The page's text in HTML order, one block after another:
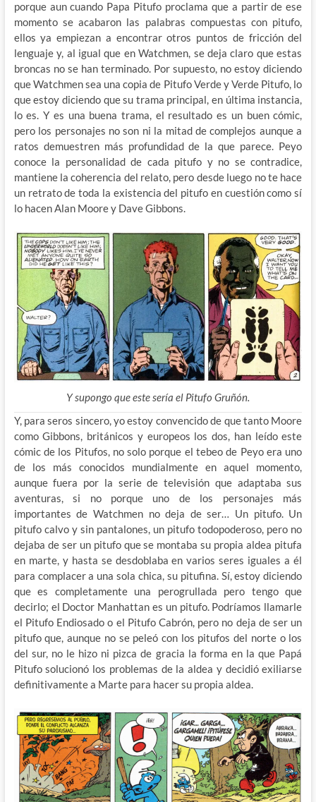
porque aun cuando Papa Pitufo proclama que a partir de ese
momento se acabaron las palabras compuestas con pitufo,
ellos ya empiezan a encontrar otros puntos de fricción del
lenguaje y, al igual que en Watchmen, se deja claro que estas
broncas no se han terminado. Por supuesto, no estoy diciendo
que Watchmen sea una copia de Pitufo Verde y Verde Pitufo, lo
que estoy diciendo que su trama principal, en última instancia,
lo es. Y es una buena trama, el resultado es un buen cómic,
pero los personajes no son ni la mitad de complejos aunque a
ratos demuestren más profundidad de la que parece. Peyo
conoce la personalidad de cada pitufo y no se contradice,
mantiene la coherencia del relato, pero desde luego no te hace
un retrato de toda la existencia del pitufo en cuestión como sí
lo hacen Alan Moore y Dave Gibbons.
Y supongo que este sería el Pitufo Gruñón.
Y, para seros sincero, yo estoy convencido de que tanto Moore
como Gibbons, británicos y europeos los dos, han leído este
cómic de los Pitufos, no solo porque el tebeo de Peyo era uno
de los más conocidos mundialmente en aquel momento,
aunque fuera por la serie de televisión que adaptaba sus
aventuras, si no porque uno de los personajes más
importantes de Watchmen no deja de ser… Un pitufo. Un
pitufo calvo y sin pantalones, un pitufo todopoderoso, pero no
dejaba de ser un pitufo que se montaba su propia aldea pitufa
en marte, y hasta se desdoblaba en varios seres iguales a él
para complacer a una sola chica, su pitufina. Sí, estoy diciendo
que es completamente una perogrullada pero tengo que
decirlo; el Doctor Manhattan es un pitufo. Podríamos llamarle
el Pitufo Endiosado o el Pitufo Cabrón, pero no deja de ser un
pitufo que, aunque no se peleó con los pitufos del norte o los
del sur, no le hizo ni pizca de gracia la forma en la que Papá
Pitufo solucionó los problemas de la aldea y decidió exiliarse
definitivamente a Marte para hacer su propia aldea.